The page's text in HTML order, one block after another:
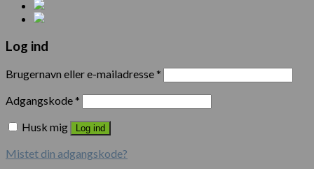
Log ind
Brugernavn eller e-mailadresse*
Adgangskode*
Husk mig
Log ind
Mistet din adgangskode?